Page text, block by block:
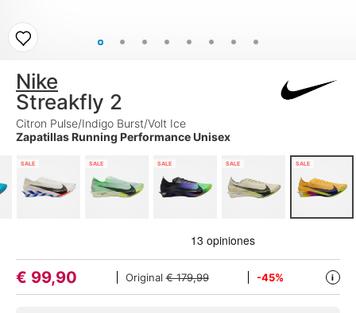
Nike
Streakfly 2
Citron Pulse/Indigo Burst/Volt Ice
Zapatillas Running Performance Unisex
SALE SALE SALE SALE SALE
€ 99,90 Original€ 179,99 -45% i